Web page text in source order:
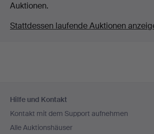
Auktionen.
Stattdessen laufende Auktionen
Navigation
Hilfe und Kontakt
Kontakt mit dem Support aufnehmen
Alle Auktionshäuser